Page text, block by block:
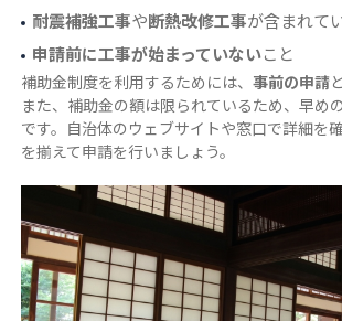
耐震補強工事や断熱改修工事が含まれて
申請前に工事が始まっていないこと
補助金制度を利用するためには、 事前の申請と
また、補助金の額は限られているため、早め
です。自治体のウェブサイトや窓口で詳細を
を揃えて申請を行いましょう。